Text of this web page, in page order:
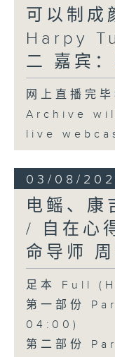
可以制成
Harpy
二 嘉宾
网上直播完
Archive
live
03/08/
电鳐、康
/ 自在心
命导师
足本 Full
第一部份
04:00)
第二部份